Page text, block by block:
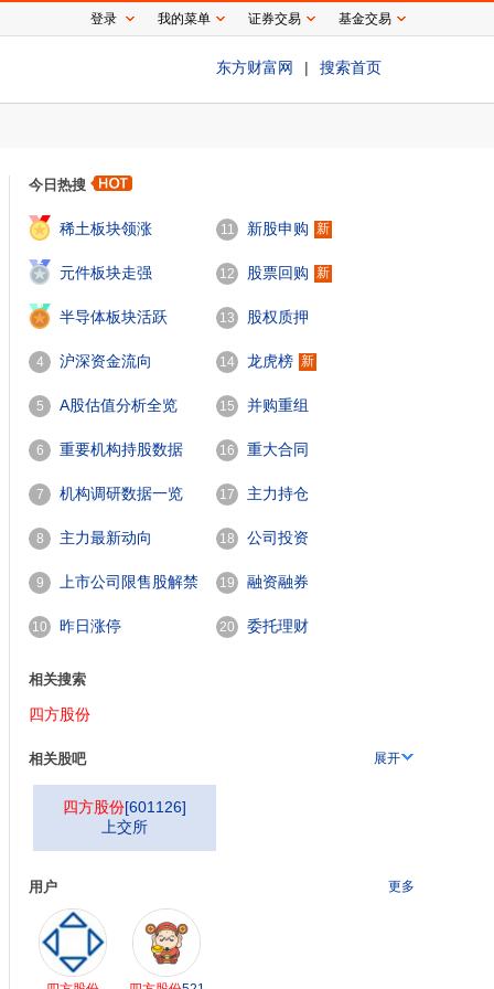
东方财富网 | 搜索首页
今日热搜
稀土板块领涨
2
元件板块走强
3
半导体板块活跃
4 沪深资金流向
5 A股估值分析全览
6 重要机构持股数据
7 机构调研数据一览
8 主力最新动向
9 上市公司限售股解禁
一览
10 昨日涨停
11 新股申购 新
12 股票回购 新
13 股权质押
14 龙虎榜 新
15 并购重组
16 重大合同
17 主力持仓
18 公司投资
19 融资融券
20 委托理财
相关搜索
四方股份
相关股吧 展开
四方股份[601126]
上交所
用户 更多
登录 我的菜单 证券交易 基金交易